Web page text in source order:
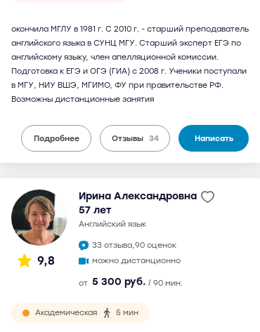
окончила МГЛУ в 1981 г. С 2010 г. - старший преподаватель
английского языка в СУНЦ МГУ. Старший эксперт ЕГЭ по
английскому языку, член апелляционной комиссии.
Подготовка к ЕГЭ и ОГЭ (ГИА) с 2008 г. Ученики поступали
в МГУ, НИУ ВШЭ, МГИМО, ФУ при правительстве РФ.
Возможны дистанционные занятия
Подробнее Отзывы 34 Написать
9,8
Ирина Александровна
57 лет
английский язык
33 отзыва,90 оценок
можно дистанционно
от 5 300 руб. / 90 мин.
Академическая 5 мин